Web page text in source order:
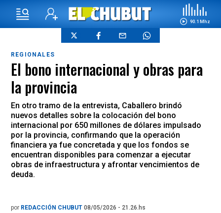
90.1 Mhz
REGIONALES
El bono internacional y obras para
la provincia
En otro tramo de la entrevista, Caballero brindó
nuevos detalles sobre la colocación del bono
internacional por 650 millones de dólares impulsado
por la provincia, confirmando que la operación
financiera ya fue concretada y que los fondos se
encuentran disponibles para comenzar a ejecutar
obras de infraestructura y afrontar vencimientos de
deuda.
por REDACCIÓN CHUBUT 08/05/2026 - 21.26.hs